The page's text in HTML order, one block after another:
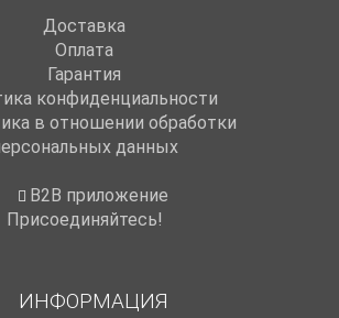
Доставка
Оплата
Гарантия
конфиденциальности
в отношении обработки
данных
B2B приложение
Присоединяйтесь!
ИНФОРМАЦИЯ